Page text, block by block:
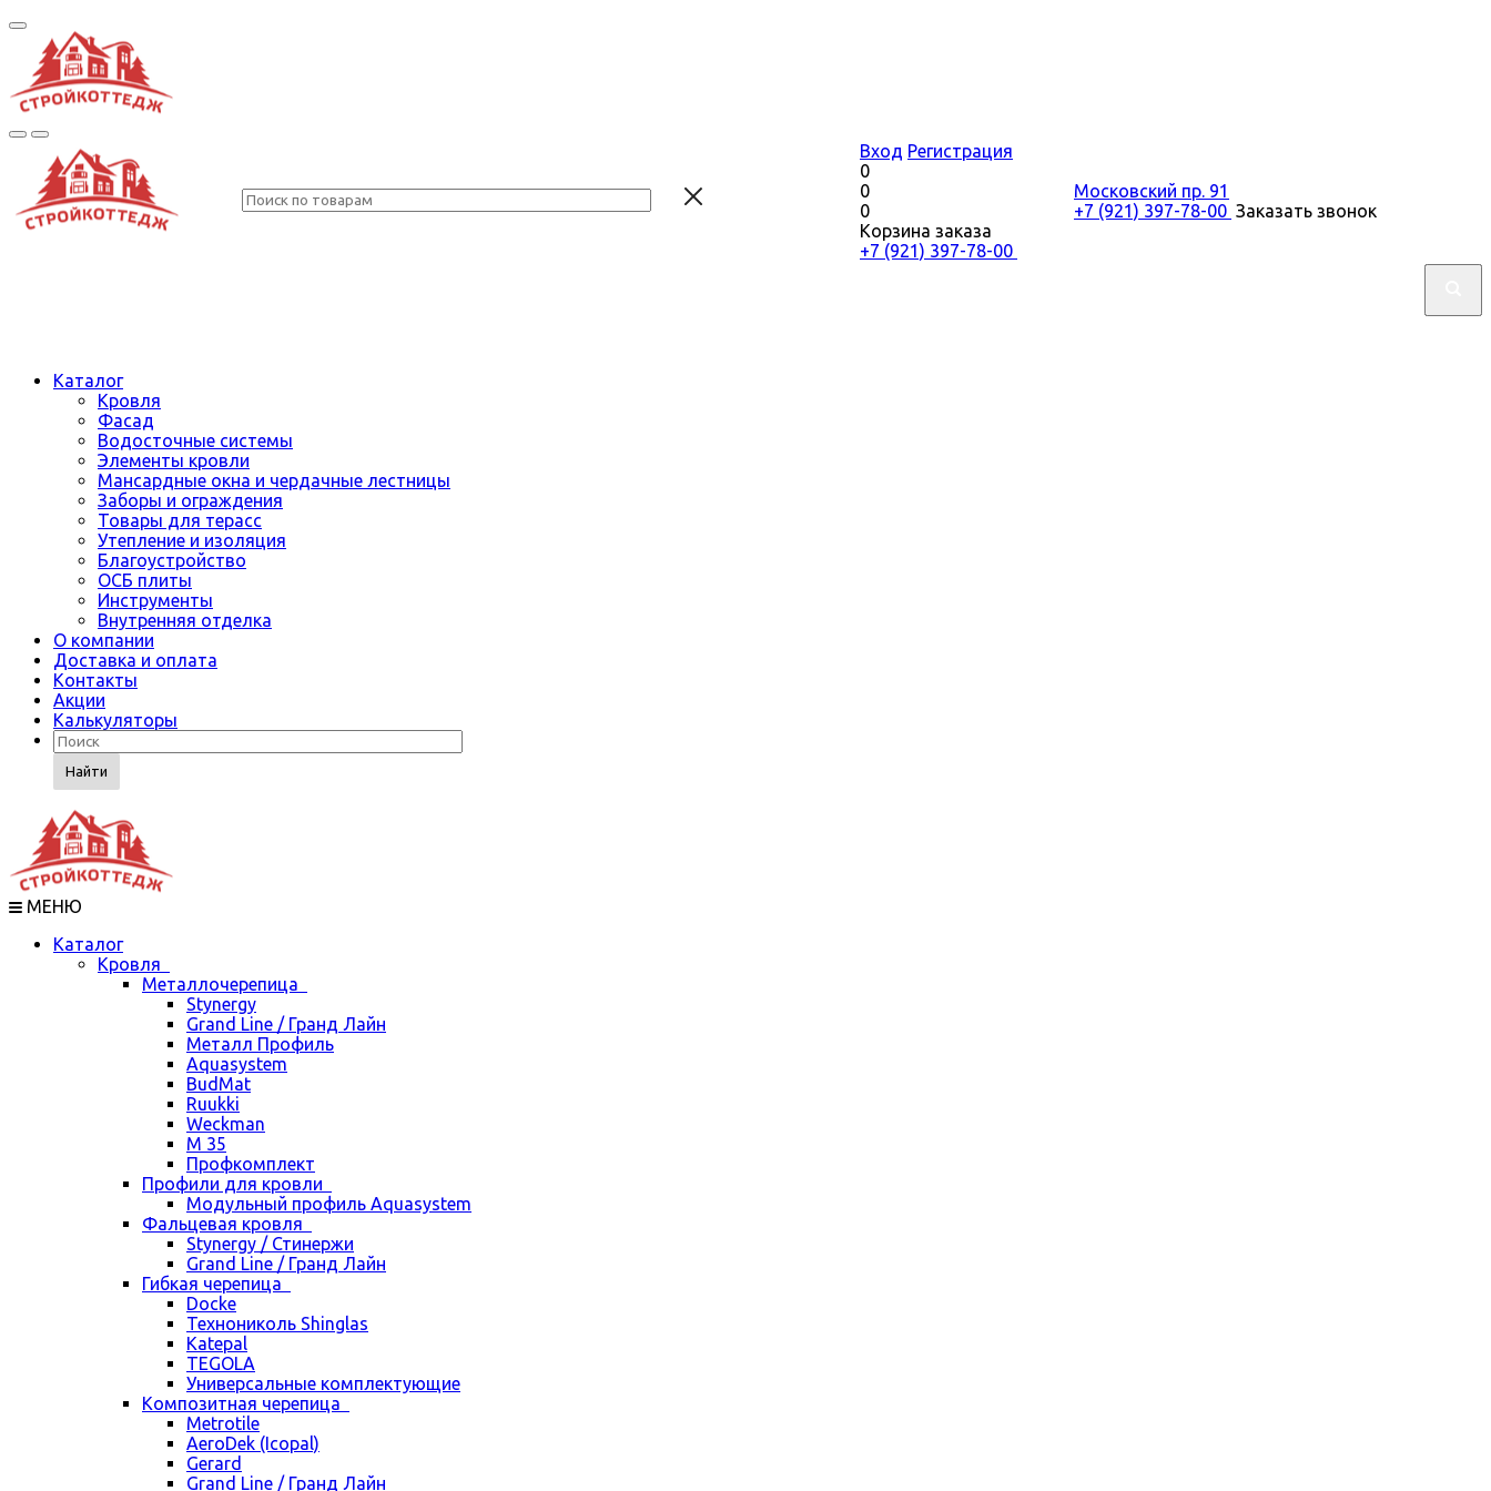
Вход Регистрация
0
0
0
Корзина заказа
+7 (921) 397-78-00
Московский пр. 91
+7 (921) 397-78-00 Заказать звонок
Каталог
Кровля
Фасад
Водосточные системы
Элементы кровли
Мансардные окна и чердачные лестницы
Заборы и ограждения
Товары для терасс
Утепление и изоляция
Благоустройство
ОСБ плиты
Инструменты
Внутренняя отделка
О компании
Доставка и оплата
Контакты
Акции
Калькуляторы
Найти
МЕНЮ
Каталог
Кровля
Металлочерепица
Stynergy
Grand Line / Гранд Лайн
Металл Профиль
Aquasystem
BudMat
Ruukki
Weckman
М 35
Профкомплект
Профили для кровли
Модульный профиль Aquasystem
Фальцевая кровля
Stynergy / Стинержи
Grand Line / Гранд Лайн
Гибкая черепица
Docke
Технониколь Shinglas
Katepal
TEGOLA
Универсальные комплектующие
Композитная черепица
Metrotile
AeroDek (Icopal)
Gerard
Grand Line / Гранд Лайн